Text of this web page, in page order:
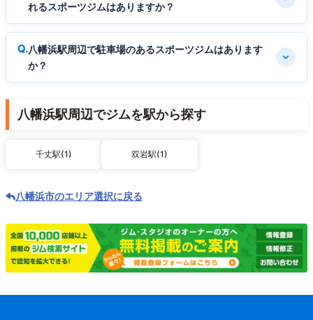
れるスポーツジムはありますか？
八幡浜駅周辺で駐車場のあるスポーツジムはあります
か？
八幡浜駅周辺でジムを駅から探す
千丈駅(1) 双岩駅(1)
八幡浜市のエリア選択に戻る